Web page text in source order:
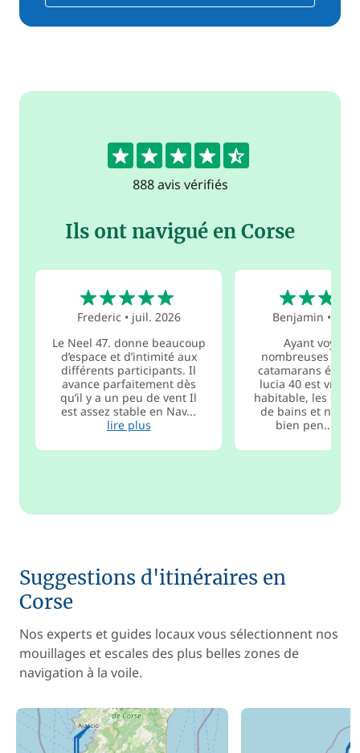
4.5
888 avis vérifiés
Ils ont navigué en Corse
Frederic • juil. 2026
Le Neel 47. donne beaucoup
d’espace et d’intimité aux
différents participants. Il
avance parfaitement dès
qu’il y a un peu de vent Il
est assez stable en Nav...
lire plus
Benjamin •
Ayant voyagé
nombreuses fois
catamarans
lucia 40 est
habitable, les
de bains et nuit
bien pen...
Suggestions d'itinéraires en
Corse
Nos experts et guides locaux vous sélectionnent nos
mouillages et escales des plus belles zones de
navigation à la voile.